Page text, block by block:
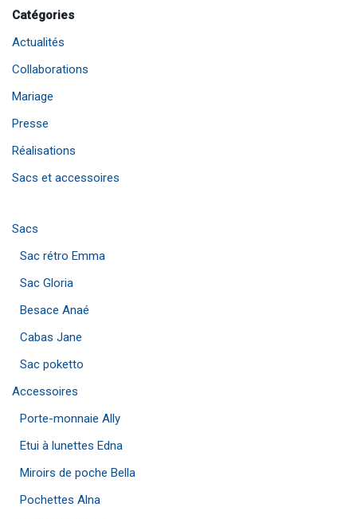
Catégories
Actualités
Collaborations
Mariage
Presse
Réalisations
Sacs et accessoires
Sacs
Sac rétro Emma
Sac Gloria
Besace Anaé
Cabas Jane
Sac poketto
Accessoires
Porte-monnaie Ally
Etui à lunettes Edna
Miroirs de poche Bella
Pochettes Alna